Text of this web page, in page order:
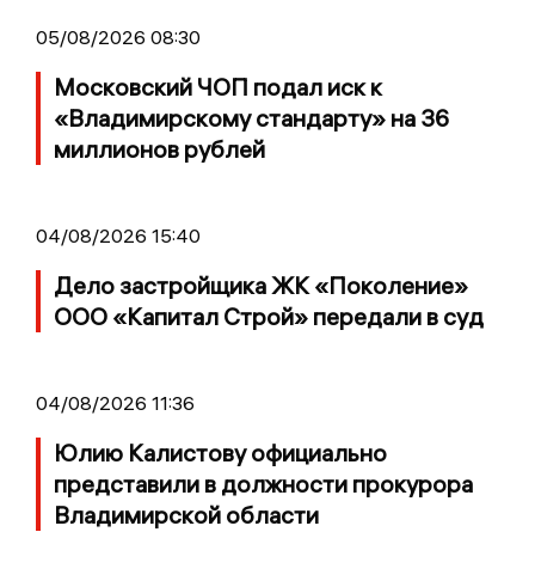
05/08/2026 08:30
Московский ЧОП подал иск к
«Владимирскому стандарту» на 36
миллионов рублей
04/08/2026 15:40
Дело застройщика ЖК «Поколение»
ООО «Капитал Строй» передали в суд
04/08/2026 11:36
Юлию Калистову официально
представили в должности прокурора
Владимирской области